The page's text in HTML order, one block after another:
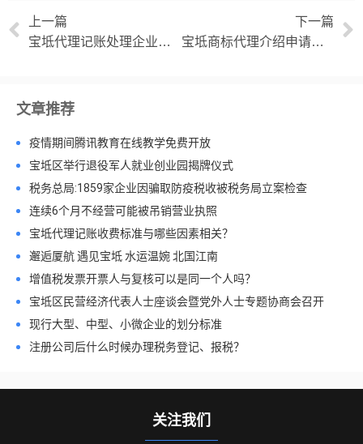
上一篇
宝坻代理记账处理企业税务异常办法介绍
下一篇
宝坻商标代理介绍申请文字商标的注意事项
文章推荐
疫情期间腾讯教育在线教学免费开放
宝坻区举行退役军人就业创业园揭牌仪式
税务总局:1859家企业因骗取防疫税收被税务局立案检查
连续6个月不经营可能被吊销营业执照
宝坻代理记账收费标准与哪些因素相关？
邂逅厦航 遇见宝坻 水运温婉 北国江南
增值税发票开票人与复核可以是同一个人吗？
宝坻区民营经济代表人士座谈会暨党外人士专题协商会召开
现行大型、中型、小微企业的划分标准
注册公司后什么时候办理税务登记、报税？
关注我们